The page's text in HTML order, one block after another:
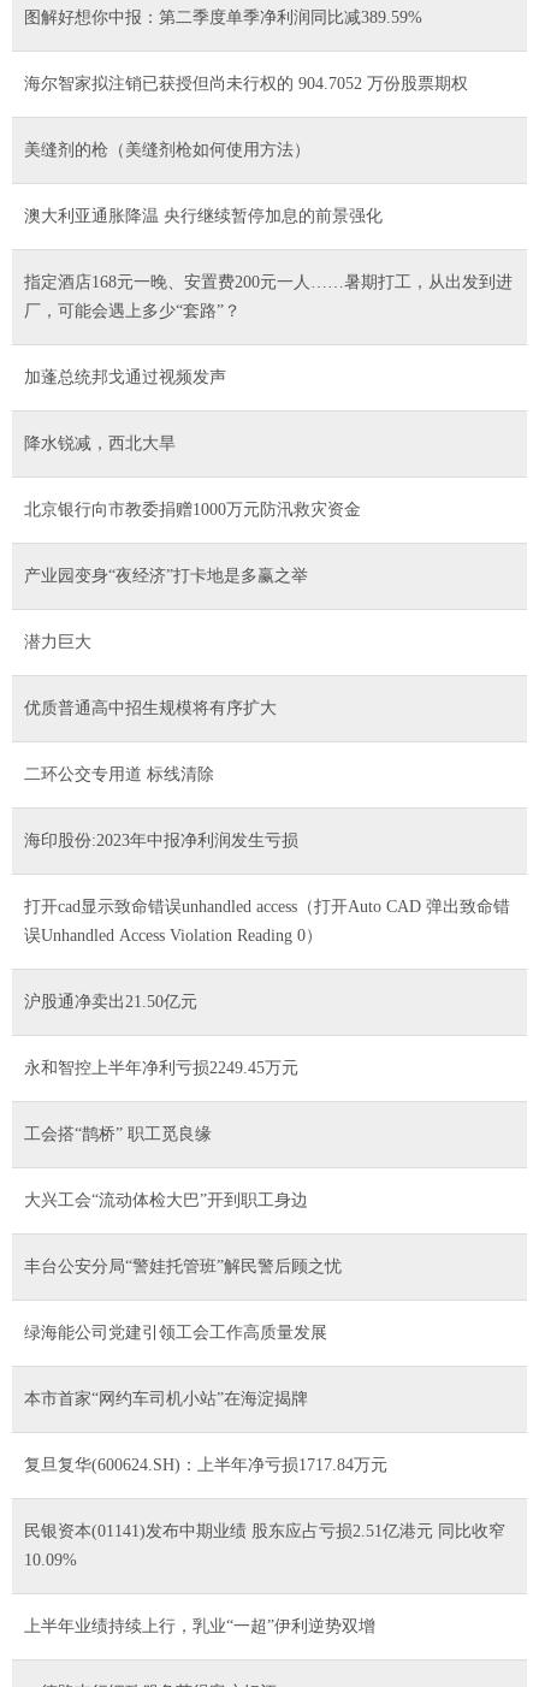
图解好想你中报：第二季度单季净利润同比减389.59%
海尔智家拟注销已获授但尚未行权的 904.7052 万份股票期权
美缝剂的枪（美缝剂枪如何使用方法）
澳大利亚通胀降温 央行继续暂停加息的前景强化
指定酒店168元一晚、安置费200元一人……暑期打工，从出发到进
厂，可能会遇上多少“套路”？
加蓬总统邦戈通过视频发声
降水锐减，西北大旱
北京银行向市教委捐赠1000万元防汛救灾资金
产业园变身“夜经济”打卡地是多赢之举
潜力巨大
优质普通高中招生规模将有序扩大
二环公交专用道 标线清除
海印股份:2023年中报净利润发生亏损
打开cad显示致命错误unhandled access（打开Auto CAD 弹出致命错
误Unhandled Access Violation Reading 0）
沪股通净卖出21.50亿元
永和智控上半年净利亏损2249.45万元
工会搭“鹊桥” 职工觅良缘
大兴工会“流动体检大巴”开到职工身边
丰台公安分局“警娃托管班”解民警后顾之忧
绿海能公司党建引领工会工作高质量发展
本市首家“网约车司机小站”在海淀揭牌
复旦复华(600624.SH)：上半年净亏损1717.84万元
民银资本(01141)发布中期业绩 股东应占亏损2.51亿港元 同比收窄
10.09%
上半年业绩持续上行，乳业“一超”伊利逆势双增